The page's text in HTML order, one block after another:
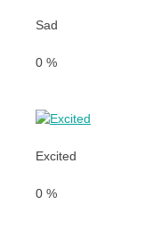
Sad
0 %
Excited
0 %